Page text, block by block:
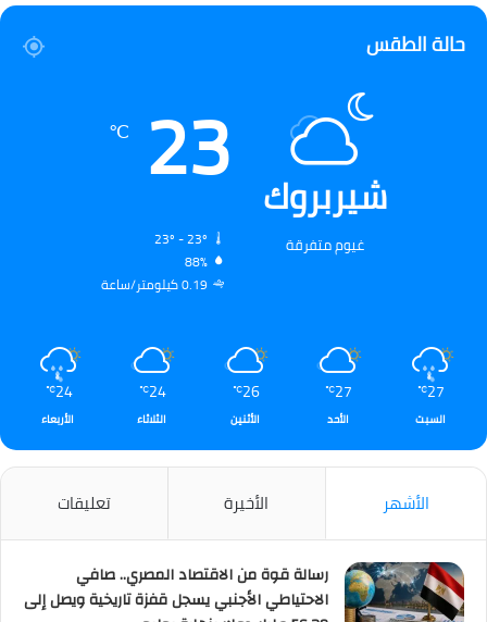
حالة الطقس
شيربروك
غيوم متفرقة
23
℃
88%
0.19 كيلومتر/ساعة
27
℃
السبت
27
℃
الأحد
26
℃
الأثنين
24
℃
الثلاثاء
24
℃
الأربعاء
الأشهر الأخيرة تعليقات
رسالة قوة من الاقتصاد المصري.. صافي
الاحتياطي الأجنبي يسجل قفزة تاريخية ويصل إلى